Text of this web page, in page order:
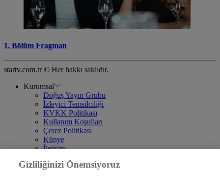
1. Bölüm Fragman
startv.com.tr © Her hakkı saklıdır.
Kurumsal
Doğuş Yayın Grubu
İzleyici Temsilciliği
KVKK Politikası
Kullanım Koşulları
Çerez Politikası
Künye
İletişim
DYG Televizyonlar
Gizliliğinizi Önemsiyoruz